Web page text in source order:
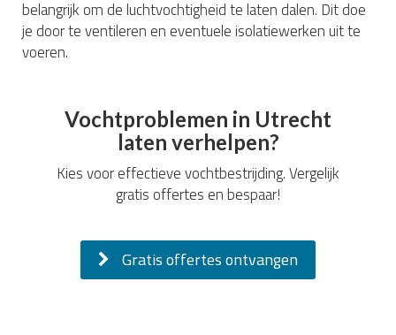
belangrijk om de luchtvochtigheid te laten dalen. Dit doe
je door te ventileren en eventuele isolatiewerken uit te
voeren.
Vochtproblemen in Utrecht
laten verhelpen?
Kies voor effectieve vochtbestrijding. Vergelijk
gratis offertes en bespaar!
Gratis offertes ontvangen